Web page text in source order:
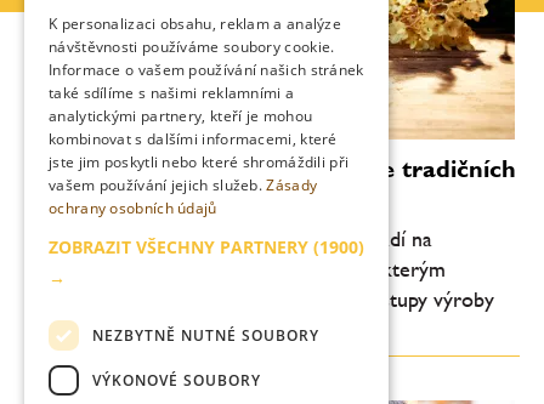
Božkov má nový bylinný likér dle tradičních
postupů
Značka Božkov od společnosti Stock uvádí na
předvánoční trh novinku – Bylinný likér, kterým
navazuje na tradiční prvorepublikové postupy výroby
bylinných likérů.
ENGLISH
K personalizaci obsahu, reklam a analýze
návštěvnosti používáme soubory cookie.
Informace o vašem používání našich stránek
také sdílíme s našimi reklamními a
analytickými partnery, kteří je mohou
kombinovat s dalšími informacemi, které
jste jim poskytli nebo které shromáždili při
vašem používání jejich služeb.Zásady
ochrany osobních údajů
ZOBRAZIT VŠECHNY PARTNERY (1900)
→
NEZBYTNĚ NUTNÉ SOUBORY
VÝKONOVÉ SOUBORY